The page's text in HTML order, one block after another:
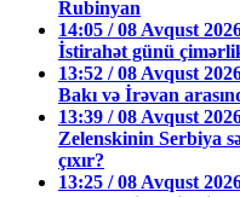
Rubinyan
14:05 / 08 Avqust
İstirahət günü
13:52 / 08 Avqust
Bakı və İrəvan
13:39 / 08 Avqust
Zelenskinin Serbiya
çıxır?
13:25 / 08 Avqust